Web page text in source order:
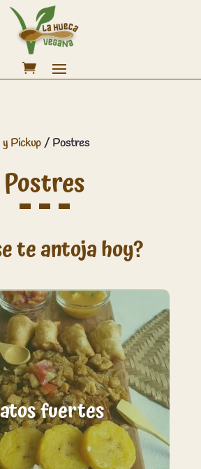
Pickup/ Postres
Postres
te antoja hoy?
fuertes